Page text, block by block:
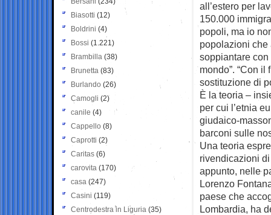
all’estero per
150.000
popoli, ma io
popolazioni che
soppiantare
mondo”. “Con
sostituzione di
È la teoria –
per cui l’etnia
giudaico-
barconi sulle
Una teoria
rivendicazioni
appunto, nelle
Lorenzo
paese che
Lombardia, ha
Biasotti (12)
Boldrini (4)
Bossi (1.221)
Brambilla (38)
Brunetta (83)
Burlando (26)
Camogli (2)
canile (4)
Cappello (8)
Caprotti (2)
Caritas (6)
carovita (170)
casa (247)
Casini (119)
Centrodestra in Liguria (35)